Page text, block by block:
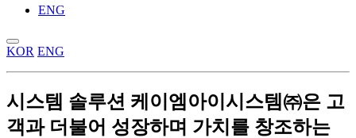
ENG
KOR ENG
시스템 솔루션 케이엠아이시스템㈜은 고
객과 더불어 성장하며 가치를 창조하는